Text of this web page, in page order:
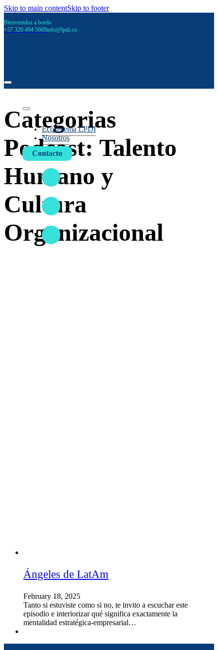
Skip to main contentSkip to footer
Bienvenidos a bordo
+57 320 494 5669info@lpdi.co
Ecosistema LPDI
Nosotros
Contacto
Categorias
Podcast: Talento
Humano y
Cultura
Organizacional
Ángeles de LatAm
February 18, 2025
Tanto si estuviste como si no, te invito a escuchar este
episodio e interiorizar qué significa exactamente la
mentalidad estratégica-empresarial…